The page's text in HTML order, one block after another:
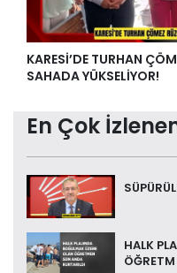
KARESİ’DE TURHAN
SAHADA YÜKSELİYOR!
En Çok
HALK
ÖĞRETM